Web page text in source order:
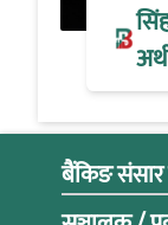
बैंकिङ